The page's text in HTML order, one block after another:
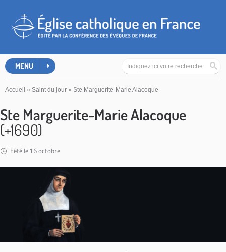
MENU
Accueil » Saint du jour » Ste Marguerite-Marie Alacoque
Ste Marguerite-Marie Alacoque
(+1690)
Fêté le 16 octobre